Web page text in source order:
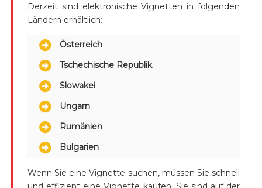
Derzeit sind elektronische Vignetten in folgenden
Ländern erhältlich:
Österreich
Tschechische Republik
Slowakei
Ungarn
Rumänien
Bulgarien
Wenn Sie eine Vignette suchen, müssen Sie schnell